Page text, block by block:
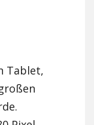
Tablet,